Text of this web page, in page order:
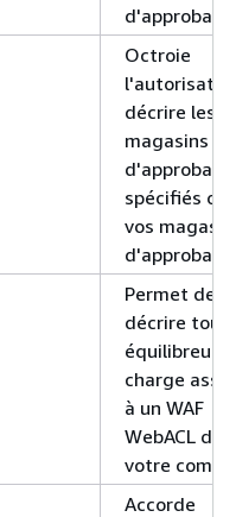
Octroie
décrire les
magasins
spécifiés ou
vos
Permet de
décrire tous
équilibreurs
charge
à un WAF
WebACL
votre
Accorde